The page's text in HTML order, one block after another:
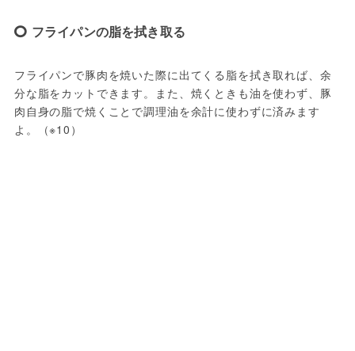
フライパンの脂を拭き取る
フライパンで豚肉を焼いた際に出てくる脂を拭き取れば、余
分な脂をカットできます。また、焼くときも油を使わず、豚
肉自身の脂で焼くことで調理油を余計に使わずに済みます
よ。（※10）